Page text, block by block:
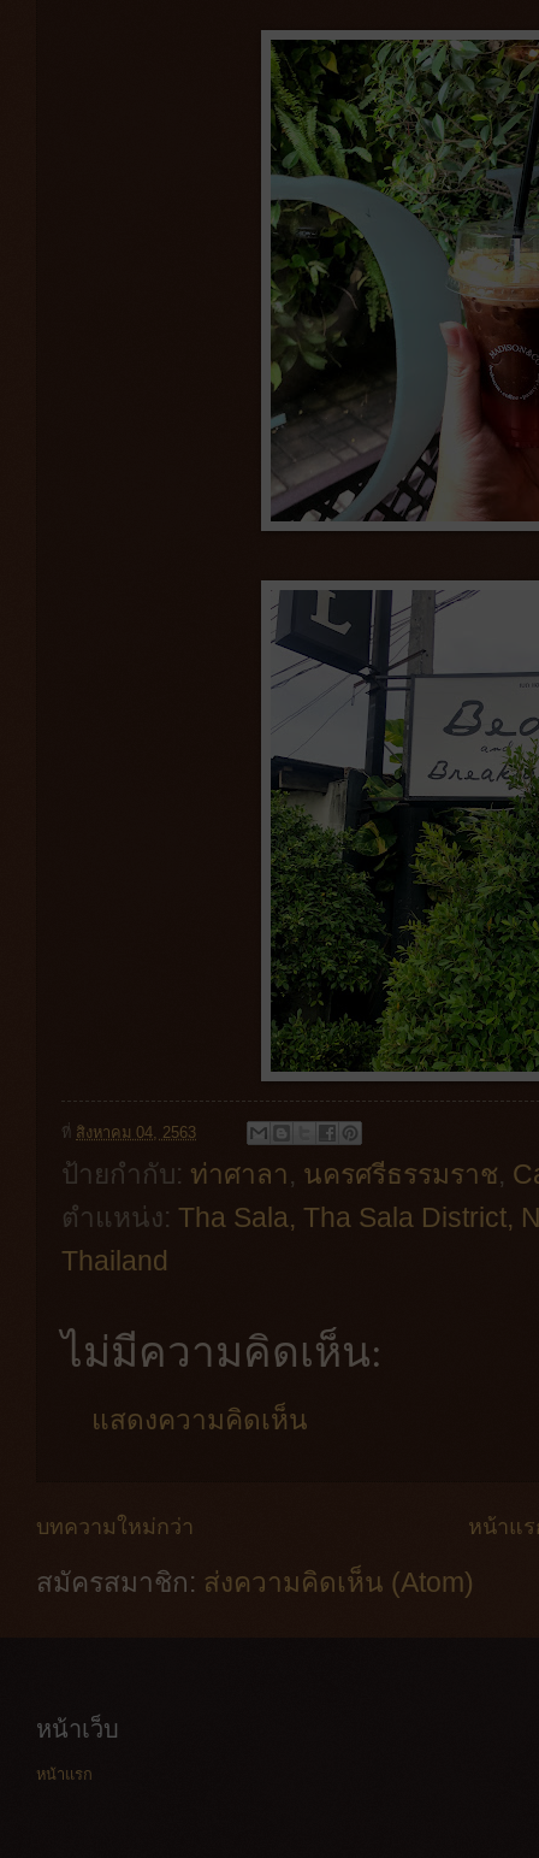
ที่ สิงหาคม 04, 2563
ป้ายกำกับ: ท่าศาลา, นครศรีธรรมราช,
ตำแหน่ง: Tha Sala, Tha Sala District,
Thailand
ไม่มีความคิดเห็น:
แสดงความคิดเห็น
บทความใหม่กว่า หน้าแร
สมัครสมาชิก: ส่งความคิดเห็น (Atom)
หน้าเว็บ
หน้าแรก